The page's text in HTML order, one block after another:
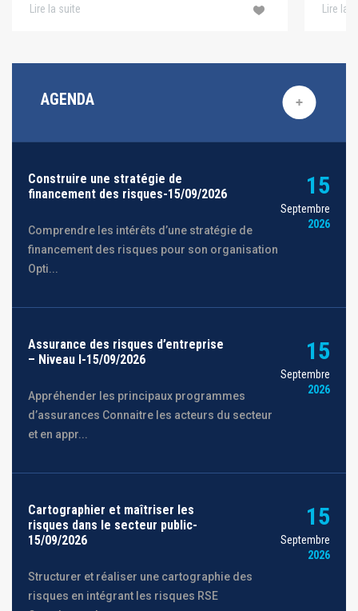
Lire la suite Lire la
AGENDA
Construire une stratégie de
financement des risques-15/09/2026
Comprendre les intérêts d’une stratégie de
financement des risques pour son organisation
Opti...
15
Septembre
2026
Assurance des risques d’entreprise
– Niveau I-15/09/2026
Appréhender les principaux programmes
d’assurances Connaitre les acteurs du secteur
et en appr...
15
Septembre
2026
Cartographier et maîtriser les
risques dans le secteur public-
15/09/2026
Structurer et réaliser une cartographie des
risques en intégrant les risques RSE
15
Septembre
2026